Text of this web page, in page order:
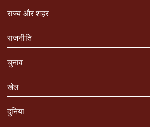
राज्य और शहर
राजनीति
चुनाव
खेल
दुनिया